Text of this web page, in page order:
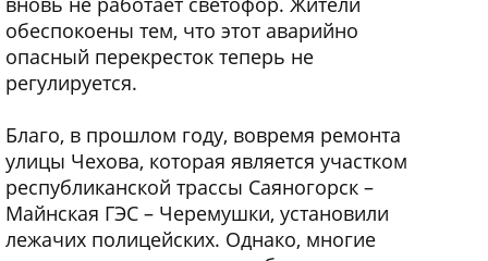
обеспокоены тем, что этот аварийно
опасный перекресток теперь не
регулируется.
Благо, в прошлом году, вовремя ремонта
улицы Чехова, которая является участком
республиканской трассы Саяногорск –
Майнская ГЭС – Черемушки, установили
лежачих полицейских. Однако, многие